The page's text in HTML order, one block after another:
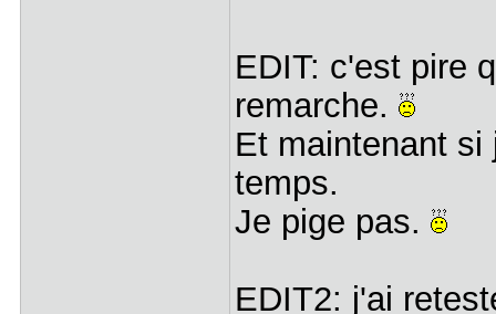
EDIT: c'est pire
remarche.
Et maintenant
temps.
Je pige pas.
EDIT2: j'ai